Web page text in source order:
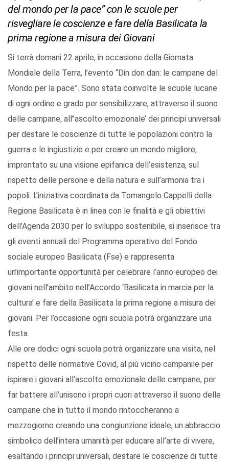
del mondo per la pace” con le scuole per
risvegliare le coscienze e fare della Basilicata la
prima regione a misura dei Giovani
Si terrà domani 22 aprile, in occasione della Giornata
Mondiale della Terra, l’evento “Din don dan: le campane del
Mondo per la pace”. Sono stata coinvolte le scuole lucane
di ogni ordine e grado per sensibilizzare, attraverso il suono
delle campane, all’’ascolto emozionale’ dei principi universali
per destare le coscienze di tutte le popolazioni contro la
guerra e le ingiustizie e per creare un mondo migliore,
improntato su una visione epifanica dell’esistenza, sul
rispetto delle persone e della natura e sull’armonia tra i
popoli. L’iniziativa coordinata da Tomangelo Cappelli della
Regione Basilicata è in linea con le finalità e gli obiettivi
dell’Agenda 2030 per lo sviluppo sostenibile, si inserisce tra
gli eventi annuali del Programma operativo del Fondo
sociale europeo Basilicata (Fse) e rappresenta
un’importante opportunità per celebrare l’anno europeo dei
giovani nell’ambito nell’Accordo ‘Basilicata in marcia per la
cultura’ e fare della Basilicata la prima regione a misura dei
giovani. Per l’occasione ogni scuola potrà organizzare una
festa.
Alle ore dodici ogni scuola potrà organizzare una visita, nel
rispetto delle normative Covid, al più vicino campanile per
ispirare i giovani all’ascolto emozionale delle campane, per
far battere all’unisono i propri cuori attraverso il suono delle
campane che in tutto il mondo rintoccheranno a
mezzogiorno creando una congiunzione ideale, un abbraccio
simbolico dell’intera umanità per educare all’arte di vivere,
esaltando i principi universali, destare le coscienze di tutte